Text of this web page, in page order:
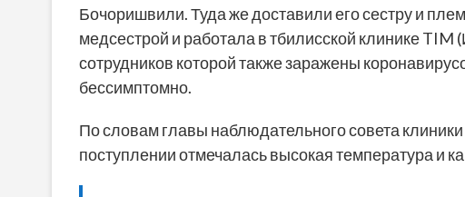
Бочоришвили. Туда же доставили его сестру и
медсестрой и работала в тбилисской клинике
сотрудников которой также заражены
бессимптомно.
По словам главы наблюдательного совета
поступлении отмечалась высокая температура и